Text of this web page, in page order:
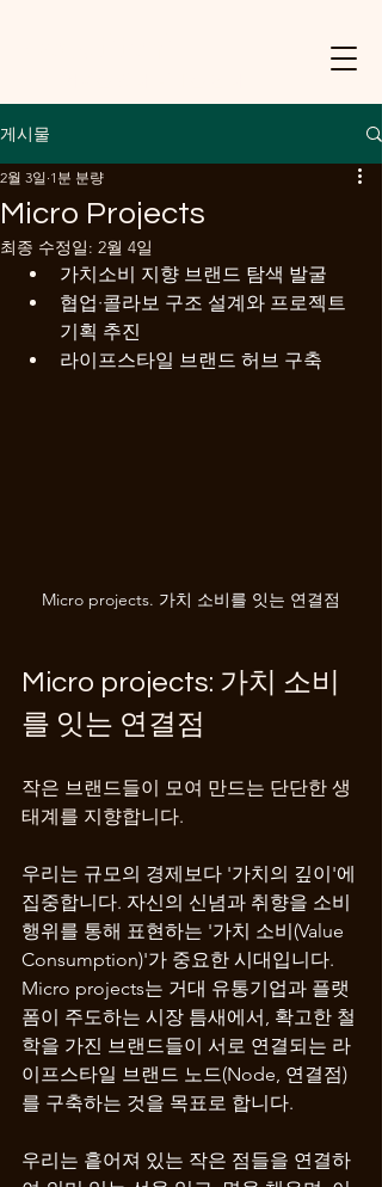
게시물
Micro Projects
2월 3일 1분 분량
최종 수정일: 2월 4일
가치소비 지향 브랜드 탐색 발굴
협업·콜라보 구조 설계와 프로젝트
기획 추진
라이프스타일 브랜드 허브 구축
Micro projects. 가치 소비를 잇는 연결점
Micro projects: 가치 소비
를 잇는 연결점
작은 브랜드들이 모여 만드는 단단한 생
태계를 지향합니다.
우리는 규모의 경제보다 '가치의 깊이'에
집중합니다. 자신의 신념과 취향을 소비
행위를 통해 표현하는 '가치 소비(Value
Consumption)'가 중요한 시대입니다.
Micro projects는 거대 유통기업과 플랫
폼이 주도하는 시장 틈새에서, 확고한 철
학을 가진 브랜드들이 서로 연결되는 라
이프스타일 브랜드 노드(Node, 연결점)
를 구축하는 것을 목표로 합니다.
우리는 흩어져 있는 작은 점들을 연결하